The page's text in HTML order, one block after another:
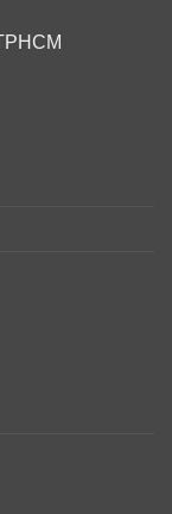
giảm đi đáng
sáng mịn,
chịu tốt
ngoài.